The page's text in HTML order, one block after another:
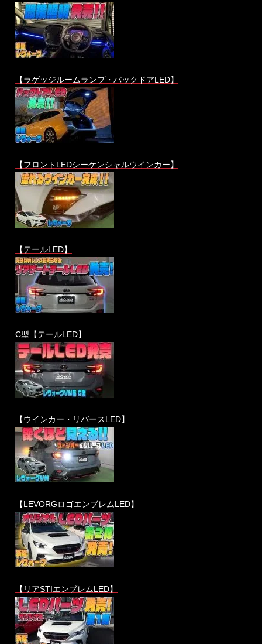
【ラゲッジルームランプ・バックドアLED】
【フロントLEDシーケンシャルウインカー】
【テールLED】
C型【テールLED】
【ウインカー・リバースLED】
【LEVORGロゴエンブレムLED】
【リアSTIエンブレムLED】